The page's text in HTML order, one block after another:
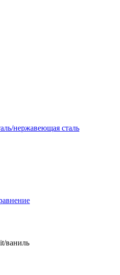
нержавеющая сталь
ваниль